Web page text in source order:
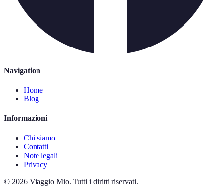
Navigation
Home
Blog
Informazioni
Chi siamo
Contatti
Note legali
Privacy
© 2026 Viaggio Mio. Tutti i diritti riservati.